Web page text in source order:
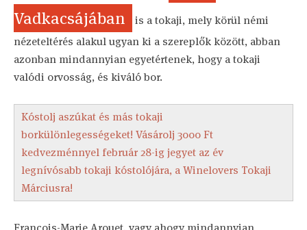
Vadkacsájában
is a tokaji, mely körül némi
nézeteltérés alakul ugyan ki a szereplők között, abban
azonban mindannyian egyetértenek, hogy a tokaji
valódi orvosság, és kiváló bor.
Kóstolj aszúkat és más tokaji
borkülönlegességeket! Vásárolj 3000 Ft
kedvezménnyel február 28-ig jegyet az év
legnívósabb tokaji kóstolójára, a Winelovers Tokaji
Márciusra!